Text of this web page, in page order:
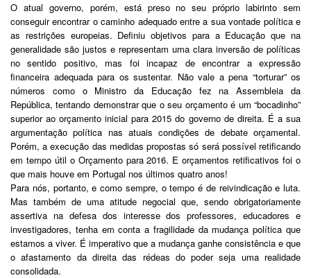
O atual governo, porém, está preso no seu próprio labirinto sem
conseguir encontrar o caminho adequado entre a sua vontade política e
as restrições europeias. Definiu objetivos para a Educação que na
generalidade são justos e representam uma clara inversão de políticas
no sentido positivo, mas foi incapaz de encontrar a expressão
financeira adequada para os sustentar. Não vale a pena “torturar” os
números como o Ministro da Educação fez na Assembleia da
República, tentando demonstrar que o seu orçamento é um “bocadinho”
superior ao orçamento inicial para 2015 do governo de direita. É a sua
argumentação política nas atuais condições de debate orçamental.
Porém, a execução das medidas propostas só será possível retificando
em tempo útil o Orçamento para 2016. E orçamentos retificativos foi o
que mais houve em Portugal nos últimos quatro anos!
Para nós, portanto, e como sempre, o tempo é de reivindicação e luta.
Mas também de uma atitude negocial que, sendo obrigatoriamente
assertiva na defesa dos interesse dos professores, educadores e
investigadores, tenha em conta a fragilidade da mudança política que
estamos a viver. É imperativo que a mudança ganhe consistência e que
o afastamento da direita das rédeas do poder seja uma realidade
consolidada.